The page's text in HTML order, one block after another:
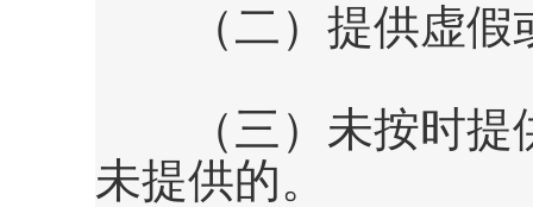
（二）提供虚假
（三）未按时提
未提供的。